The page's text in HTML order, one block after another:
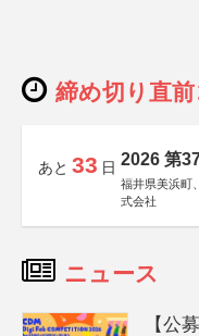
締め切り直
あと 33 日 2026 第
福井県美浜町
式会社
ニュース
【公